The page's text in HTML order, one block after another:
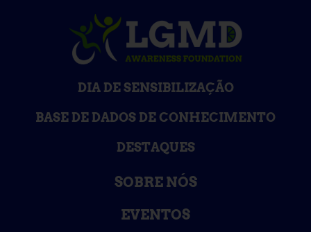
DIA DE SENSIBILIZAÇÃO
BASE DE DADOS DE CONHECIMENTO
DESTAQUES
SOBRE NÓS
EVENTOS